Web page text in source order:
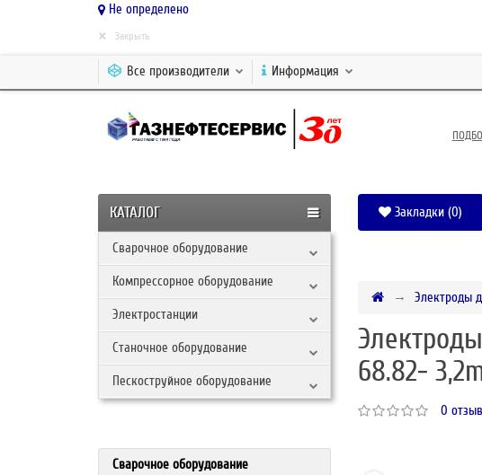
Не определено
× Закрыть
Все производители Информация
КАТАЛОГ
Сварочное оборудование
Компрессорное оборудование
Электростанции
Станочное оборудование
Пескоструйное оборудование
Закладки (0)
Сварочное оборудование
Электроды
68.82-
0